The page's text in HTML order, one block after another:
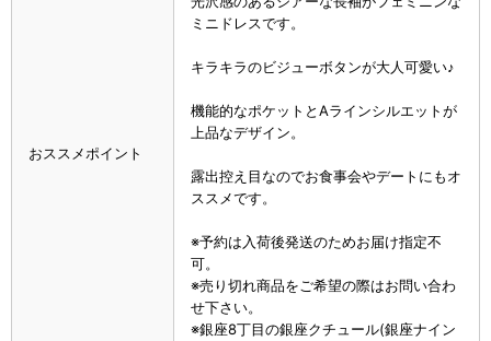
おススメポイント
ミニドレスです。
キラキラのビジューボタンが大人可愛い♪
機能的なポケットとAラインシルエットが
上品なデザイン。
露出控え目なのでお食事会やデートにもオ
ススメです。
※予約は入荷後発送のためお届け指定不
可。
※売り切れ商品をご希望の際はお問い合わ
せ下さい。
※銀座8丁目の銀座クチュール(銀座ナイン